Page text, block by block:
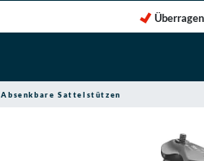
Absenkbare Sattelstützen